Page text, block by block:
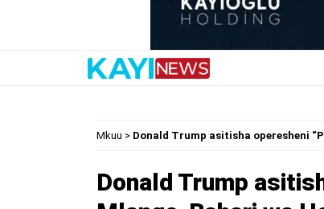
Mkuu > Donald Trump asitisha operesheni
Donald Trump